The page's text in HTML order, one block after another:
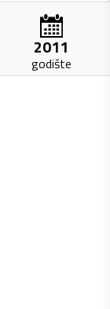
2011
godište